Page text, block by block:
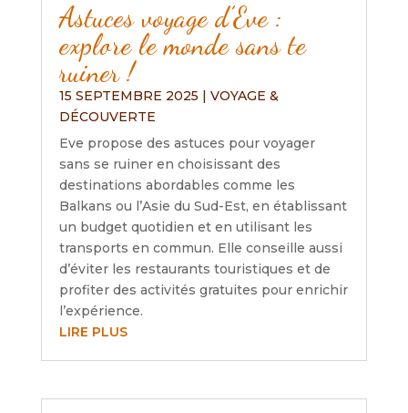
Astuces voyage d’Eve :
explore le monde sans te
ruiner !
15 SEPTEMBRE 2025 | VOYAGE &
DÉCOUVERTE
Eve propose des astuces pour voyager
sans se ruiner en choisissant des
destinations abordables comme les
Balkans ou l’Asie du Sud-Est, en établissant
un budget quotidien et en utilisant les
transports en commun. Elle conseille aussi
d’éviter les restaurants touristiques et de
profiter des activités gratuites pour enrichir
l’expérience.
LIRE PLUS